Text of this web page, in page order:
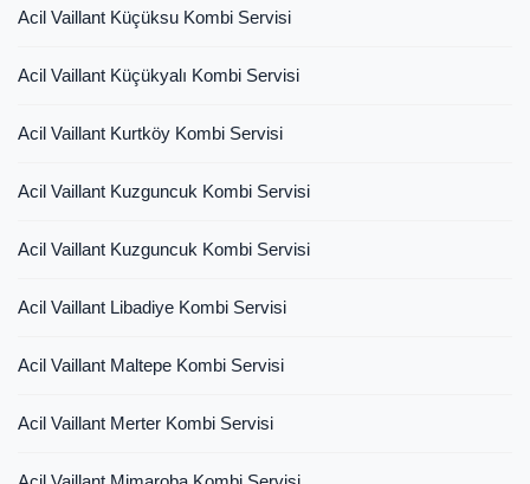
Acil Vaillant Küçüksu Kombi Servisi
Acil Vaillant Küçükyalı Kombi Servisi
Acil Vaillant Kurtköy Kombi Servisi
Acil Vaillant Kuzguncuk Kombi Servisi
Acil Vaillant Kuzguncuk Kombi Servisi
Acil Vaillant Libadiye Kombi Servisi
Acil Vaillant Maltepe Kombi Servisi
Acil Vaillant Merter Kombi Servisi